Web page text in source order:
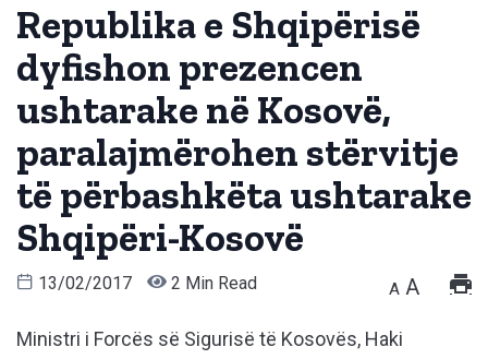
Republika e Shqipërisë
dyfishon prezencen
ushtarake në Kosovë,
paralajmërohen stërvitje
të përbashkëta ushtarake
Shqipëri-Kosovë
13/02/2017 2 Min Read A A
Ministri i Forcës së Sigurisë të Kosovës, Haki